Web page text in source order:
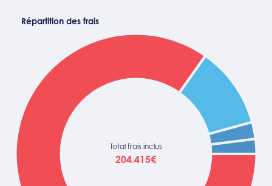
Répartition des frais
Total frais inclus
204.415€